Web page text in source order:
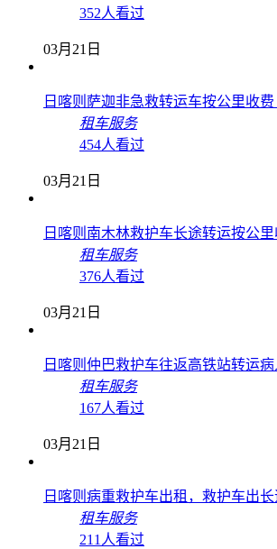
352人看过
03月21日
日喀则萨迦非急救转运车按公里收费
租车服务
454人看过
03月21日
日喀则南木林救护车长途转运按公里
租车服务
376人看过
03月21日
日喀则仲巴救护车往返高铁站转运
租车服务
167人看过
03月21日
日喀则病重救护车出租，救护车出
租车服务
211人看过